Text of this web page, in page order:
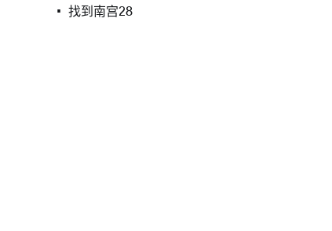
找到南宫28